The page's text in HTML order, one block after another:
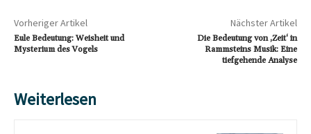
Vorheriger Artikel
Eule Bedeutung: Weisheit und
Mysterium des Vogels
Nächster Artikel
Die Bedeutung von ‚Zeit‘ in
Rammsteins Musik: Eine
tiefgehende Analyse
Weiterlesen